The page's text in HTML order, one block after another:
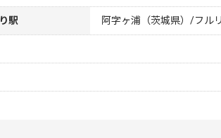
駅 阿字ヶ浦（茨城県）/フル